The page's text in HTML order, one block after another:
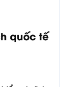
quốc tế